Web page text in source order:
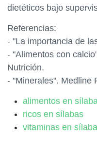
dietéticos bajo
Referencias:
- "La importancia de
- "Alimentos con
Nutrición.
- "Minerales". Medline
alimentos en
ricos en sílabas
vitaminas en